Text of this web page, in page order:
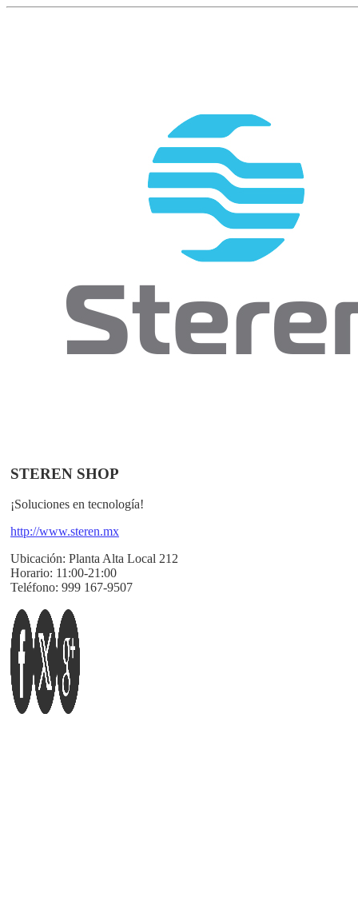
STEREN SHOP
¡Soluciones en tecnología!
http://www.steren.mx
Ubicación: Planta Alta Local 212
Horario: 11:00-21:00
Teléfono: 999 167-9507